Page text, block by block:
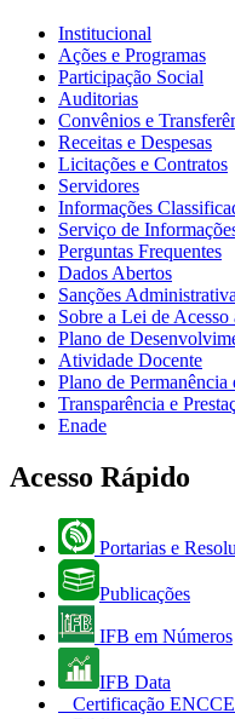
Institucional
Ações e Programas
Participação Social
Auditorias
Convênios e
Receitas e Despesas
Licitações e Contratos
Servidores
Informações
Serviço de
Perguntas Frequentes
Dados Abertos
Sanções
Sobre a Lei de
Plano de
Atividade Docente
Plano de Permanência
Transparência e
Enade
Acesso Rápido
Portarias e
Publicações
IFB em Números
IFB Data
Certificação